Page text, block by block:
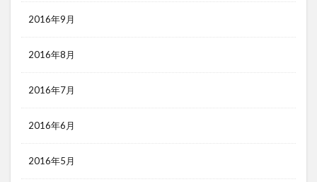
2016年9月
2016年8月
2016年7月
2016年6月
2016年5月